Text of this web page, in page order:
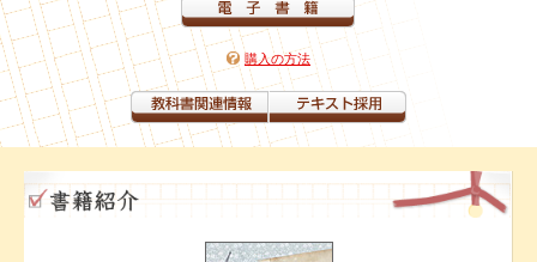
購入の方法